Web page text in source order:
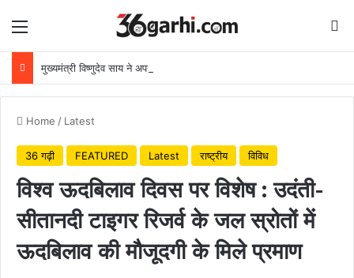
Menu
Home / Latest
36 गढ़ी FEATURED Latest राष्ट्रीय विविध
विश्व ऊदबिलाव दिवस पर विशेष : उदंती-
सीतानदी टाइगर रिजर्व के जल स्रोतों में
ऊदबिलाव की मौजूदगी के मिले प्रमाण